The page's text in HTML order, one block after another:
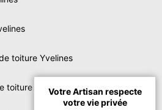
toiture Yvelines
toiture
Votre Artisan respecte
votre vie privée